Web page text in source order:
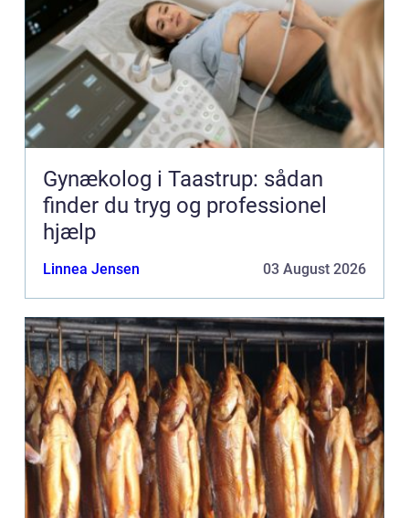
Gynækolog i Taastrup: sådan
finder du tryg og professionel
hjælp
Linnea Jensen 03 August 2026